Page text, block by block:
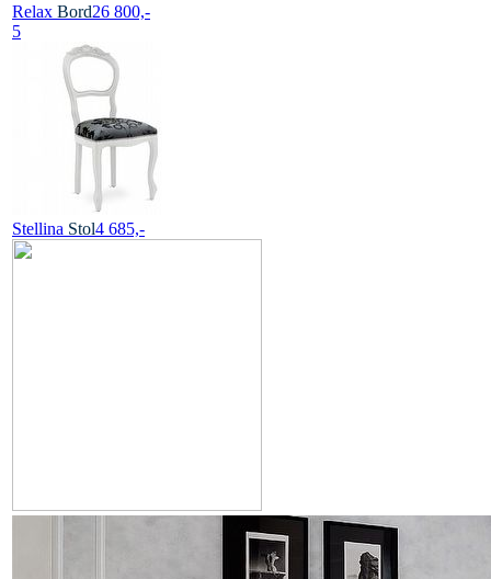
Relax Bord26 800,-
5
Stellina Stol4 685,-